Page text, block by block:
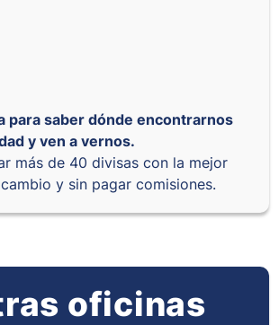
para saber dónde encontrarnos
y ven a vernos.
más de 40 divisas con la mejor
y sin pagar comisiones.
oficinas